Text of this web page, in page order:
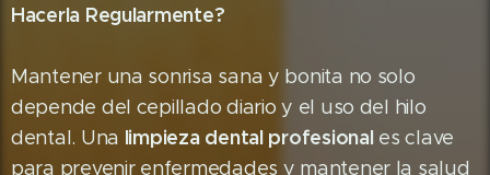
Hacerla Regularmente?
Mantener una sonrisa sana y bonita no solo
depende del cepillado diario y el uso del hilo
dental. Una limpieza dental profesionales clave
para prevenir enfermedades y mantener la salud